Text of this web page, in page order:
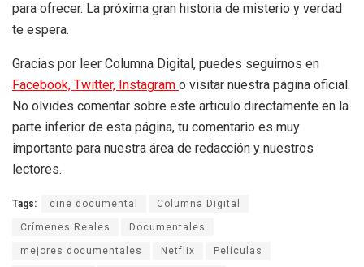
para ofrecer. La próxima gran historia de misterio y verdad
te espera.
Gracias por leer Columna Digital, puedes seguirnos en
Facebook, Twitter, Instagram o visitar nuestra página oficial.
No olvides comentar sobre este articulo directamente en la
parte inferior de esta página, tu comentario es muy
importante para nuestra área de redacción y nuestros
lectores.
Tags: cine documental Columna Digital
Crímenes Reales Documentales
mejores documentales Netflix Películas